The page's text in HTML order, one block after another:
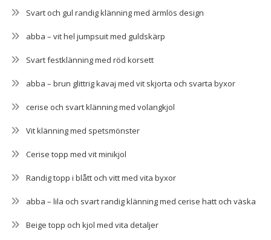
Svart och gul randig klänning med ärmlös design
abba – vit hel jumpsuit med guldskärp
Svart festklänning med röd korsett
abba – brun glittrig kavaj med vit skjorta och svarta byxor
cerise och svart klänning med volangkjol
Vit klänning med spetsmönster
Cerise topp med vit minikjol
Randig topp i blått och vitt med vita byxor
abba – lila och svart randig klänning med cerise hatt och väska
Beige topp och kjol med vita detaljer